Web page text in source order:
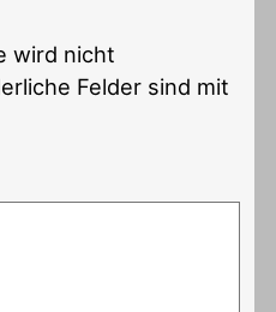
wird nicht
Felder sind mit